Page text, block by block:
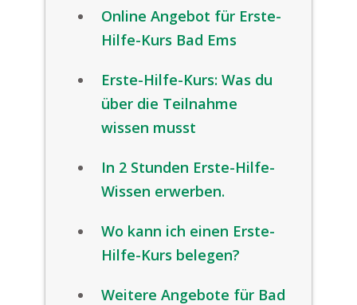
Online Angebot für Erste-
Hilfe-Kurs Bad Ems
Erste-Hilfe-Kurs: Was du
über die Teilnahme
wissen musst
In 2 Stunden Erste-Hilfe-
Wissen erwerben.
Wo kann ich einen Erste-
Hilfe-Kurs belegen?
Weitere Angebote für Bad